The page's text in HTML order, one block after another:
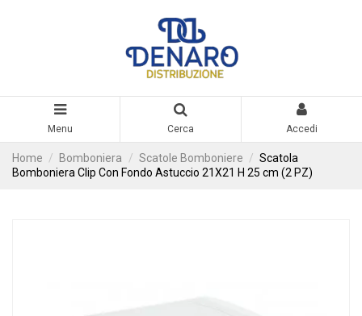
Menu Cerca Accedi
Home Bomboniera Scatole Bomboniere
Scatola
Bomboniera Clip Con Fondo Astuccio 21X21 H 25 cm (2 PZ)